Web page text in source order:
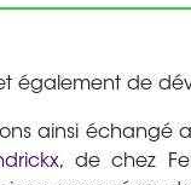
également de
ainsi échangé
, de chez